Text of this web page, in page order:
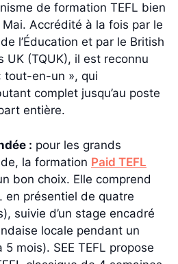
de formation TEFL bien
Accrédité à la fois par le
l’Éducation et par le British
UK (TQUK), il est reconnu
tout-en-un », qui
complet jusqu’au poste
entière.
: pour les grands
la formation Paid TEFL
bon choix. Elle comprend
en présentiel de quatre
suivie d’un stage encadré
locale pendant un
mois). SEE TEFL propose